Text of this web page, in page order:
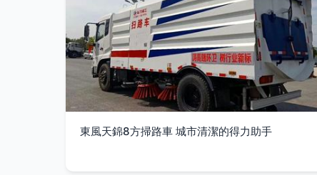
東風天錦8方掃路車 城市清潔的得力助手